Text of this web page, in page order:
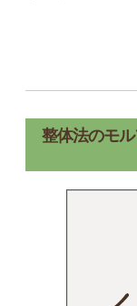
整体法のモ